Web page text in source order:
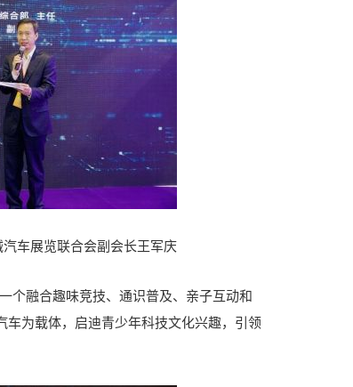
车展览联合会副会长王军庆
个融合趣味竞技、通识普及、亲子互动和
为载体，启迪青少年科技文化兴趣，引领